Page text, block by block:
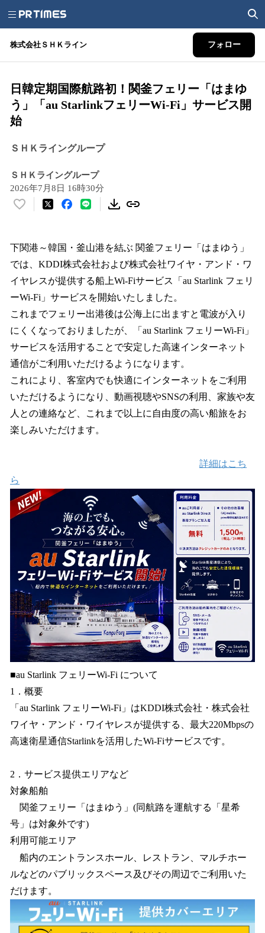
株式会社ＳＨＫライン フォロー
日韓定期国際航路初！関釜フェリー「はまゆ
う」「au StarlinkフェリーWi-Fi」サービス開
始
ＳＨＫライングループ
ＳＨＫライングループ
2026年7月8日 16時30分
い
！
数
を
読
み
込
み
中
で
す
下関港～韓国・釜山港を結ぶ 関釜フェリー「はまゆう」
では、KDDI株式会社および株式会社ワイヤ・アンド・ワ
イヤレスが提供する船上Wi-Fiサービス「au Starlink フェリ
ーWi-Fi」サービスを開始いたしました。
これまでフェリー出港後は公海上に出ますと電波が入り
にくくなっておりましたが、「au Starlink フェリーWi-Fi」
サービスを活用することで安定した高速インターネット
通信がご利用いただけるようになります。
これにより、客室内でも快適にインターネットをご利用
いただけるようになり、動画視聴やSNSの利用、家族や友
人との連絡など、これまで以上に自由度の高い船旅をお
楽しみいただけます。
詳細はこち
ら
■au Starlink フェリーWi-Fi について
1．概要
「au Starlink フェリーWi-Fi」はKDDI株式会社・株式会社
ワイヤ・アンド・ワイヤレスが提供する、最大220Mbpsの
高速衛星通信Starlinkを活用したWi-Fiサービスです。
2．サービス提供エリアなど
対象船舶
関釜フェリー「はまゆう」(同航路を運航する「星希
号」は対象外です)
利用可能エリア
船内のエントランスホール、レストラン、マルチホー
ルなどのパブリックスペース及びその周辺でご利用いた
だけます。